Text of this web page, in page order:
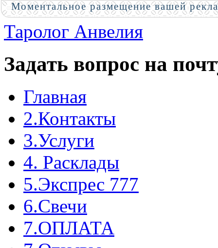
Таролог Анвелия
Задать вопрос на
Главная
2.Контакты
3.Услуги
4. Расклады
5.Экспрес 777
6.Свечи
7.ОПЛАТА
Моментальное размещение вашей